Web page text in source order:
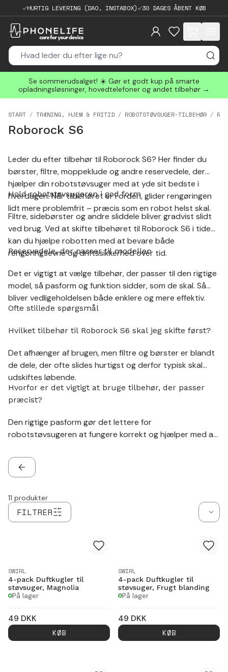
HURTIG LEVERING (DAO, INSTABOX) 30 DAGES ÅBENT KØB
items in cart,
Se sommerudsalget! ☀️ Gør et godt kup på smarte
opladningsløsninger, hovedtelefoner og andet tilbehør →
START TRÆNING, HJEM & FRITID ROBOTSTØVSUGER-TILBEHØR
Roborock S6
Leder du efter tilbehør til Roborock S6? Her finder du
børster, filtre, moppeklude og andre reservedele, der
hjælper din robotstøvsuger med at yde sit bedste i
hverdagen. Når tilbehøret er i orden, glider rengøringen
lidt mere problemfrit – præcis som en robot helst skal.
Hold robotstøvsugeren i god form
Filtre, sidebørster og andre sliddele bliver gradvist slidt
ved brug. Ved at skifte tilbehøret til Roborock S6 i tide
kan du hjælpe robotten med at bevare både
rengøringsevne og driftssikkerhed over tid.
Reservedele, der passer til modellen
Det er vigtigt at vælge tilbehør, der passer til den rigtige
model, så pasform og funktion sidder, som de skal. Så
bliver vedligeholdelsen både enklere og mere effektiv.
Ofte stillede spørgsmål
Hvilket tilbehør til Roborock S6 skal jeg skifte først?
Det afhænger af brugen, men filtre og børster er blandt
de dele, der ofte slides hurtigst og derfor typisk skal
udskiftes løbende.
Hvorfor er det vigtigt at bruge tilbehør, der passer
præcist?
Den rigtige pasform gør det lettere for
robotstøvsugeren at fungere korrekt og hjælper med at
TILBAGE
FILTRER
11 produkter
SWIRL
4-pack Duftkugler til
støvsuger, Magnolia
På lager
49 DKK
KØB
SWIRL
4-pack Duftkugler til
støvsuger, Frugt blanding
På lager
49 DKK
KØB